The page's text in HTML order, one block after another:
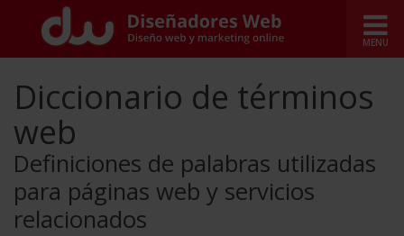
Diccionario de términos
web
Definiciones de palabras utilizadas
para páginas web y servicios
relacionados